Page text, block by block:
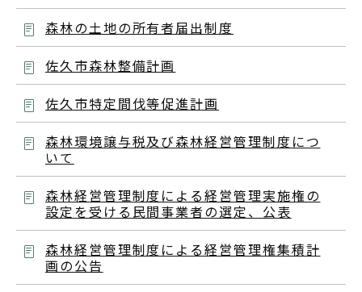
森林の土地の所有者届出制度
佐久市森林整備計画
佐久市特定間伐等促進計画
森林環境譲与税及び森林経営管理制度につ
いて
森林経営管理制度による経営管理実施権の
設定を受ける民間事業者の選定、公表
森林経営管理制度による経営管理権集積計
画の公告